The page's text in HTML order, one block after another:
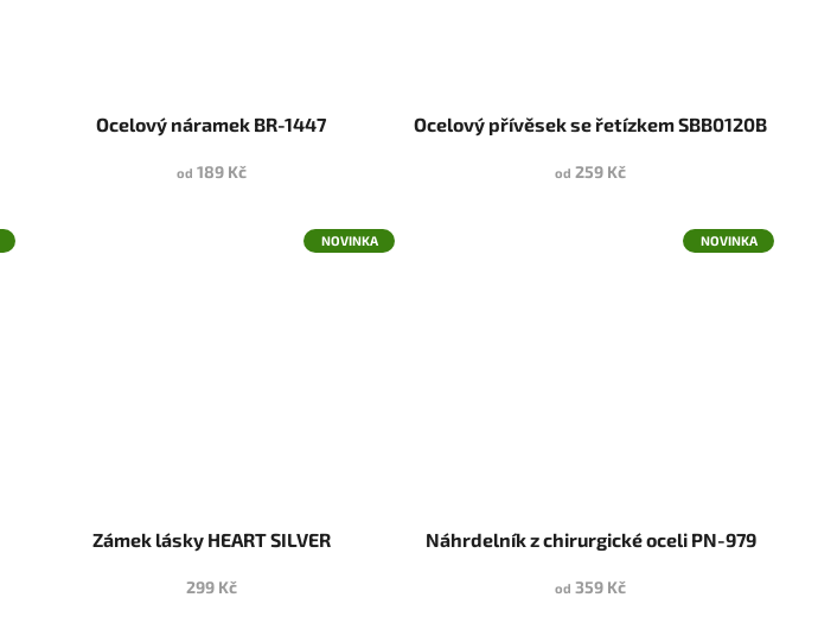
Ocelový náramek BR-1447
od 189 Kč
Ocelový přívěsek se řetízkem SBB0120B
od 259 Kč
NOVINKA
Zámek lásky HEART SILVER
299 Kč
NOVINKA
Náhrdelník z chirurgické oceli PN-979
od 359 Kč